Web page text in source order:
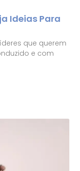
Ideias Para
que querem
e com